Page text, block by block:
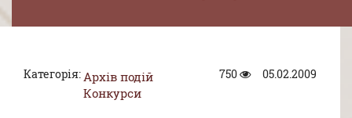
Категорія: Архів подій
Конкурси
05.02.2009
750